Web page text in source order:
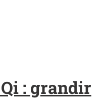
: grandir